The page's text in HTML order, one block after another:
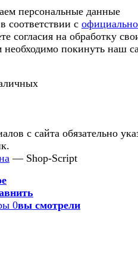
персональные данные
соответствии с
согласия на обработку
покинуть наш
с сайта обязательно
— Shop-Script
0вы смотрели